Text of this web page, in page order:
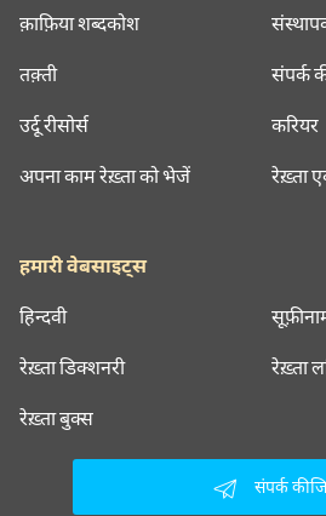
क़ाफ़िया शब्दकोश
तक़्ती
उर्दू रीसोर्स
अपना काम रेख़्ता को भेजें
संपर्क
करियर
रेख़्ता
हमारी वेबसाइट्स
हिन्दवी
रेख़्ता डिक्शनरी रेख़्ता
रेख़्ता बुक्स
संपर्क